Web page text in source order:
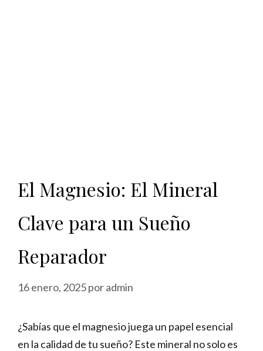
El Magnesio: El Mineral
Clave para un Sueño
Reparador
16 enero, 2025poradmin
¿Sabías que el magnesio juega un papel esencial
en la calidad de tu sueño? Este mineral no solo es